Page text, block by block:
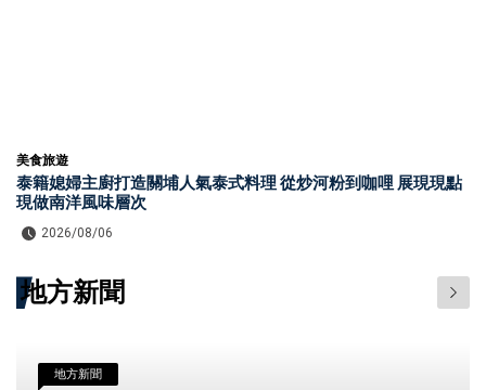
美食旅遊
泰籍媳婦主廚打造關埔人氣泰式料理 從炒河粉到咖哩 展現現點
現做南洋風味層次
2026/08/06
地方新聞
地方新聞